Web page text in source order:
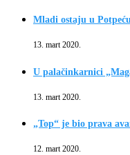
Mladi ostaju u
13. mart 2020.
U palačinkarnici
13. mart 2020.
„Top“ je bio prava
12. mart 2020.